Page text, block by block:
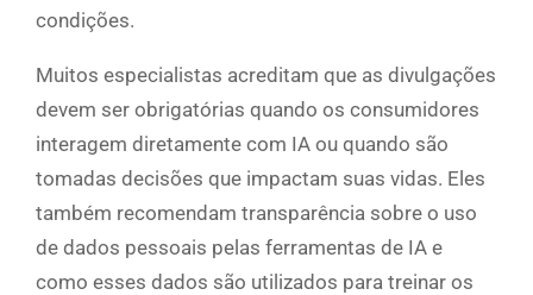
condições.
Muitos especialistas acreditam que as divulgações
devem ser obrigatórias quando os consumidores
interagem diretamente com IA ou quando são
tomadas decisões que impactam suas vidas. Eles
também recomendam transparência sobre o uso
de dados pessoais pelas ferramentas de IA e
como esses dados são utilizados para treinar os